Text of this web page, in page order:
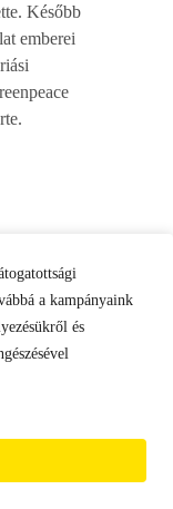
a kampányaink
és
Később
emberei
hogy
év a